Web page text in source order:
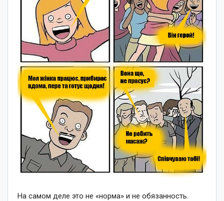
На самом деле это не «норма» и не обязанность.